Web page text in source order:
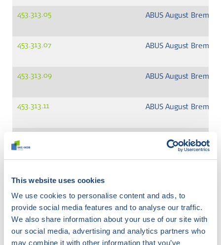
This website uses cookies
We use cookies to personalise content and ads, to
provide social media features and to analyse our traffic.
We also share information about your use of our site with
our social media, advertising and analytics partners who
may combine it with other information that you’ve
453.313.05 ABUS August
453.313.07 ABUS August
453.313.09 ABUS August
453.313.11 ABUS August
ABUS August
453.312.04 ABUS August
453.312.12 ABUS August